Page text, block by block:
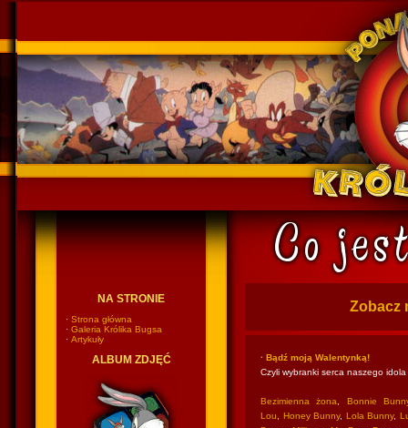
NA STRONIE
· Strona główna
· Galeria Królika Bugsa
· Artykuły
ALBUM ZDJĘĆ
Zobacz
· Bądź moją Walentynką!
Czyli wybranki serca naszego idola
Bezimienna żona
Bonnie
Lou
Honey Bunny, Lola Bunny,